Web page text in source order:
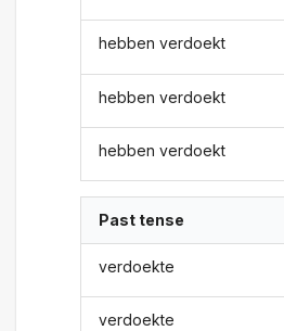
hebben verdoekt
hebben verdoekt
hebben verdoekt
Past tense
verdoekte
verdoekte